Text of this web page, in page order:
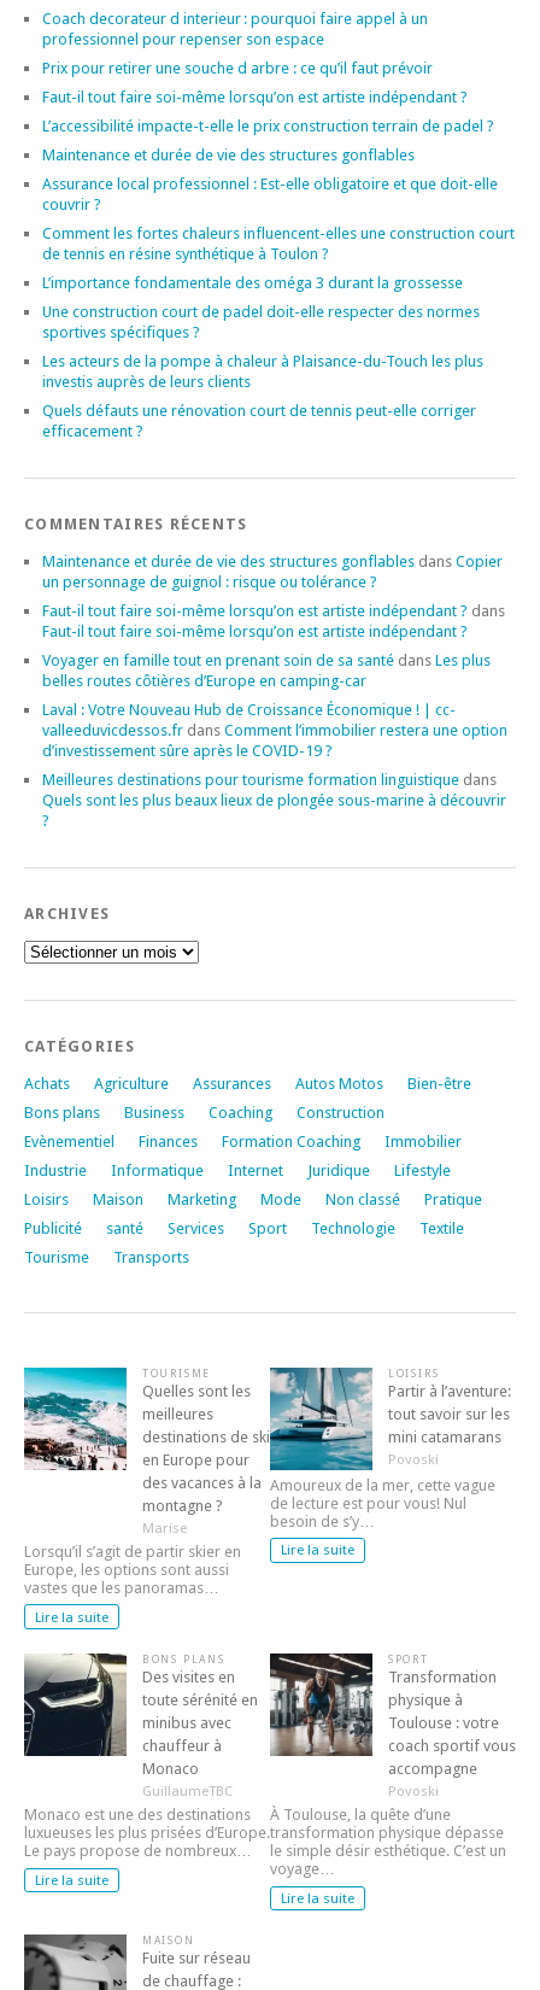
Coach decorateur d interieur : pourquoi faire appel à un
professionnel pour repenser son espace
Prix pour retirer une souche d arbre : ce qu’il faut prévoir
Faut-il tout faire soi-même lorsqu’on est artiste indépendant ?
L’accessibilité impacte-t-elle le prix construction terrain de padel ?
Maintenance et durée de vie des structures gonflables
Assurance local professionnel : Est-elle obligatoire et que doit-elle
couvrir ?
Comment les fortes chaleurs influencent-elles une construction court
de tennis en résine synthétique à Toulon ?
L’importance fondamentale des oméga 3 durant la grossesse
Une construction court de padel doit-elle respecter des normes
sportives spécifiques ?
Les acteurs de la pompe à chaleur à Plaisance-du-Touch les plus
investis auprès de leurs clients
Quels défauts une rénovation court de tennis peut-elle corriger
efficacement ?
COMMENTAIRES RÉCENTS
Maintenance et durée de vie des structures gonflables dans Copier
un personnage de guignol : risque ou tolérance ?
Faut-il tout faire soi-même lorsqu’on est artiste indépendant ? dans
Faut-il tout faire soi-même lorsqu’on est artiste indépendant ?
Voyager en famille tout en prenant soin de sa santé dans Les plus
belles routes côtières d’Europe en camping-car
Laval : Votre Nouveau Hub de Croissance Économique ! | cc-
valleeduvicdessos.fr dans Comment l’immobilier restera une option
d’investissement sûre après le COVID-19 ?
Meilleures destinations pour tourisme formation linguistique dans
Quels sont les plus beaux lieux de plongée sous-marine à découvrir
?
ARCHIVES
Archives
CATÉGORIES
Achats Agriculture Assurances Autos Motos
Bien-être
Bons plans
Business Coaching
Construction
Evènementiel
Finances Formation Coaching
Immobilier
Industrie
Informatique Internet Juridique
Lifestyle
Loisirs
Maison Marketing Mode Non classé
Pratique
Publicité
santé Services Sport Technologie
Textile
Tourisme
Transports
TOURISME
Quelles sont les
meilleures
destinations de ski
en Europe pour
des vacances à la
montagne ?
Marise
Lorsqu’il s’agit de partir skier en
Europe, les options sont aussi
vastes que les panoramas…
Lire la suite
LOISIRS
Partir à l’aventure:
tout savoir sur les
mini catamarans
Povoski
Amoureux de la mer, cette vague
de lecture est pour vous! Nul
besoin de s’y…
Lire la suite
BONS PLANS
Des visites en
toute sérénité en
minibus avec
chauffeur à
Monaco
GuillaumeTBC
Monaco est une des destinations
luxueuses les plus prisées d’Europe.
Le pays propose de nombreux…
Lire la suite
SPORT
Transformation
physique à
Toulouse : votre
coach sportif vous
accompagne
Povoski
À Toulouse, la quête d’une
transformation physique dépasse
le simple désir esthétique. C’est un
voyage…
Lire la suite
MAISON
Fuite sur réseau
de chauffage :